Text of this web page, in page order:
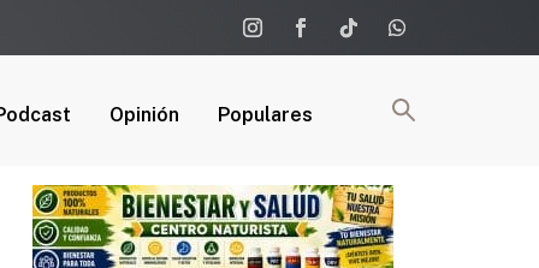
Opinión Populares